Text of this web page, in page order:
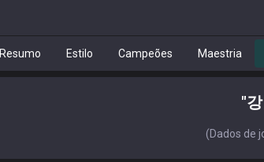
Resumo Estilo Campeões Maestria
"
(Dados de